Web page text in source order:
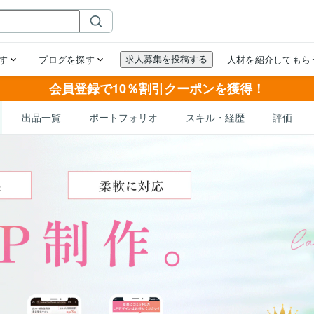
会員登録で10％割引クーポンを獲得！
出品一覧 ポートフォリオ スキル・経歴 評価